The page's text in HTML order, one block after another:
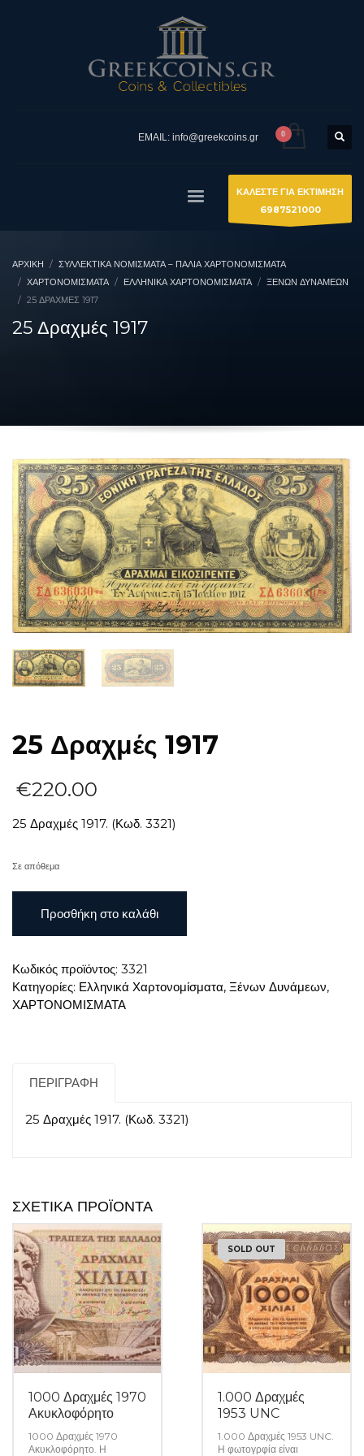
EMAIL: info@greekcoins.gr
ΚΑΛΕΣΤΕ ΓΙΑ ΕΚΤΙΜΗΣΗ
6987521000
ΑΡΧΙΚΉ
ΣΥΛΛΕΚΤΙΚΆ ΝΟΜΊΣΜΑΤΑ – ΠΑΛΙΆ ΧΑΡΤΟΝΟΜΊΣΜΑΤΑ
ΧΑΡΤΟΝΟΜΙΣΜΑΤΑ
ΕΛΛΗΝΙΚΆ ΧΑΡΤΟΝΟΜΊΣΜΑΤΑ
ΞΈΝΩΝ ΔΥΝΆΜΕΩΝ
25 ΔΡΑΧΜΈΣ 1917
25 Δραχμές 1917
25 Δραχμές 1917
€220.00
25 Δραχμές 1917. (Κωδ. 3321)
Σε απόθεμα
Δραχμές
1917
Προσθήκη στο καλάθι
Κωδικός προϊόντος: 3321
Κατηγορίες: Ελληνικά Χαρτονομίσματα, Ξένων Δυνάμεων,
ΧΑΡΤΟΝΟΜΙΣΜΑΤΑ
ΠΕΡΙΓΡΑΦΉ
25 Δραχμές 1917. (Κωδ. 3321)
ΣΧΕΤΙΚΆ ΠΡΟΪΌΝΤΑ
1000 Δραχμές 1970
Ακυκλοφόρητο
1000 Δραχμές 1970
Ακυκλοφόρητο. Η
SOLD OUT
1.000 Δραχμές
1953 UNC
1.000 Δραχμές 1953 UNC.
Η φωτογρφία είναι